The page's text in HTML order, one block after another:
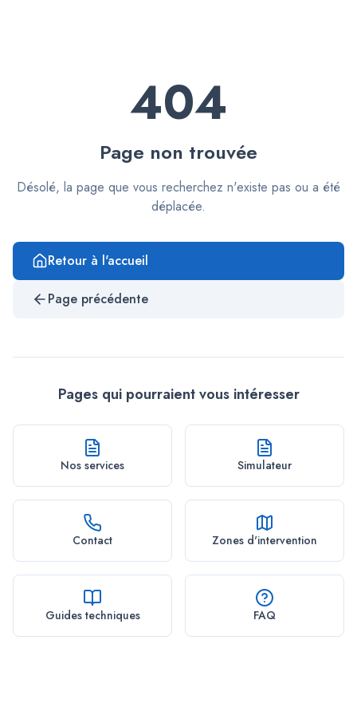
404
Page non trouvée
Désolé, la page que vous recherchez n'existe pas ou a été
déplacée.
Retour à l'accueil
Page précédente
Pages qui pourraient vous intéresser
Nos services Simulateur
Contact Zones d'intervention
Guides techniques FAQ